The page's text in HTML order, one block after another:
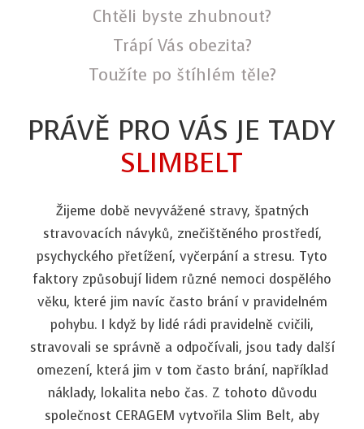
Chtěli byste zhubnout?
Trápí Vás obezita?
Toužíte po štíhlém těle?
PRÁVĚ PRO VÁS JE TADY
SLIMBELT
Žijeme době nevyvážené stravy, špatných
stravovacích návyků, znečištěného prostředí,
psychyckého přetížení, vyčerpání a stresu. Tyto
faktory způsobují lidem různé nemoci dospělého
věku, které jim navíc často brání v pravidelném
pohybu. I když by lidé rádi pravidelně cvičili,
stravovali se správně a odpočívali, jsou tady další
omezení, která jim v tom často brání, například
náklady, lokalita nebo čas. Z tohoto důvodu
společnost CERAGEM vytvořila Slim Belt, aby